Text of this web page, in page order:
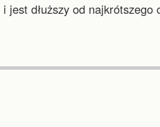
i jest dłuższy od najkrótszego